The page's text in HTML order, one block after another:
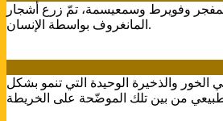
وفويرط وسمعيسمة، تمّ زرع أشجار
المانغروف بواسطة الإنسان.
الخور والذخيرة الوحيدة التي تنمو بشكل